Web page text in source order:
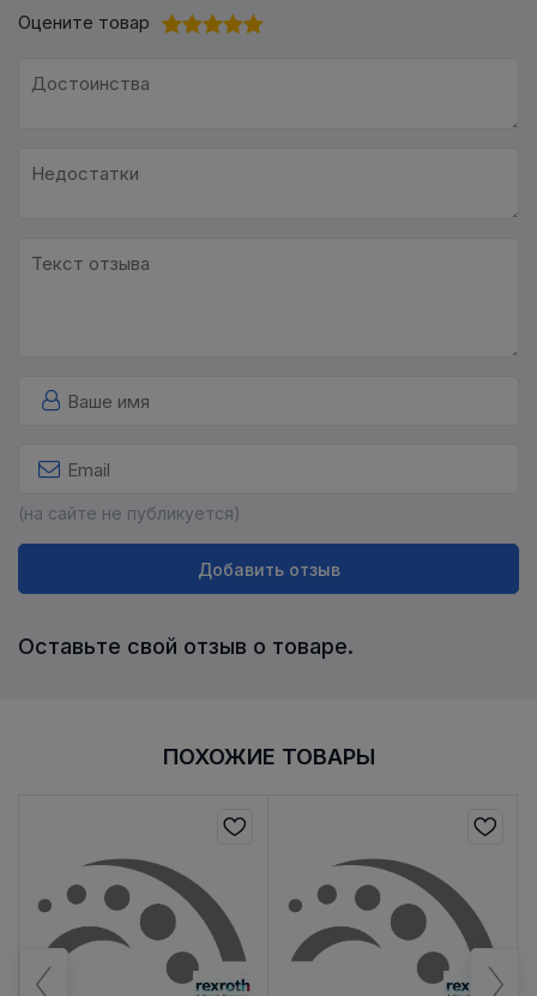
Оцените товар
(на сайте не публикуется)
Добавить отзыв
Оставьте свой отзыв о товаре.
ПОХОЖИЕ ТОВАРЫ